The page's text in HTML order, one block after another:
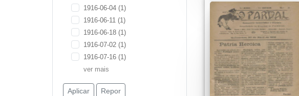
1916-06-04 (1)
1916-06-11 (1)
1916-06-18 (1)
1916-07-02 (1)
1916-07-16 (1)
ver mais
Aplicar Repor